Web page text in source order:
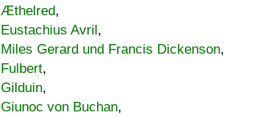
Æthelred,
Eustachius Avril,
Miles Gerard und Francis Dickenson,
Fulbert,
Gilduin,
Giunoc von Buchan,